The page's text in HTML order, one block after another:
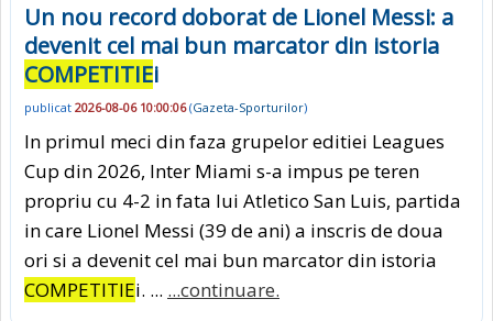
Un nou record doborat de Lionel Messi: a
devenit cel mai bun marcator din istoria
COMPETITIEi
publicat 2026-08-06 10:00:06(Gazeta-Sporturilor)
In primul meci din faza grupelor editiei Leagues
Cup din 2026, Inter Miami s-a impus pe teren
propriu cu 4-2 in fata lui Atletico San Luis, partida
in care Lionel Messi (39 de ani) a inscris de doua
ori si a devenit cel mai bun marcator din istoria
COMPETITIEi. ... ...continuare.